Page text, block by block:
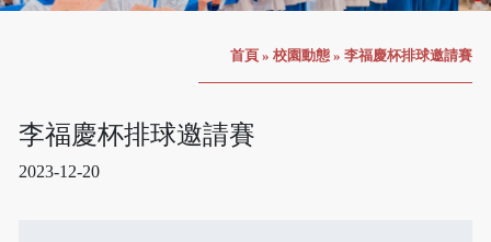
首頁 » 校園動態 » 李福慶杯排球邀請賽
李福慶杯排球邀請賽
2023-12-20